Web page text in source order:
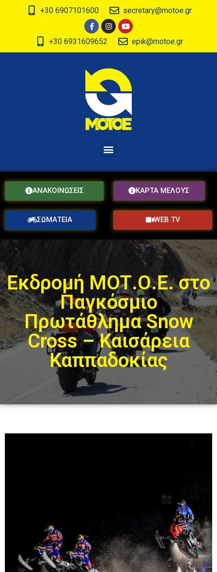
+30 6907101600 secretary@motoe.gr
+30 6931609652 epik@motoe.gr
ΑΝΑΚΟΙΝΩΣΕΙΣ ΚΑΡΤΑ ΜΕΛΟΥΣ
ΣΩΜΑΤΕΙΑ WEB TV
Εκδρομή ΜΟΤ.Ο.Ε. στο
Παγκόσμιο
Πρωτάθλημα Snow
Cross – Καισάρεια
Καππαδοκίας